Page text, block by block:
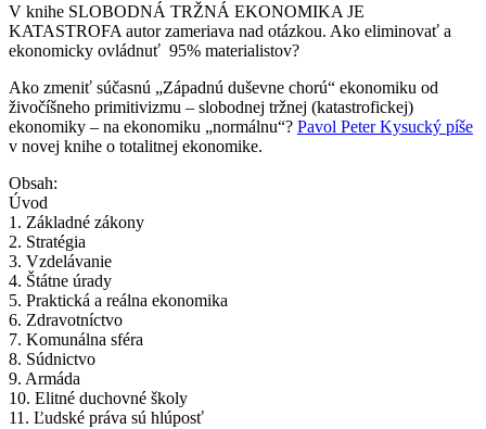
V knihe SLOBODNÁ TRŽNÁ EKONOMIKA JE
KATASTROFA autor zameriava nad otázkou. Ako eliminovať a
ekonomicky ovládnuť 95% materialistov?
Ako zmeniť súčasnú „Západnú duševne chorú“ ekonomiku od
živočíšneho primitivizmu – slobodnej tržnej (katastrofickej)
ekonomiky – na ekonomiku „normálnu“? Pavol Peter Kysucký píše
v novej knihe o totalitnej ekonomike.
Obsah:
Úvod
1. Základné zákony
2. Stratégia
3. Vzdelávanie
4. Štátne úrady
5. Praktická a reálna ekonomika
6. Zdravotníctvo
7. Komunálna sféra
8. Súdnictvo
9. Armáda
10. Elitné duchovné školy
11. Ľudské práva sú hlúposť